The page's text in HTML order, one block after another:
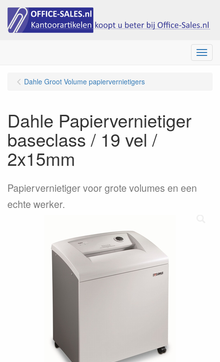
Menu
Dahle Groot Volume papiervernietigers
Dahle Papiervernietiger
baseclass / 19 vel /
2x15mm
Papiervernietiger voor grote volumes en een
echte werker.